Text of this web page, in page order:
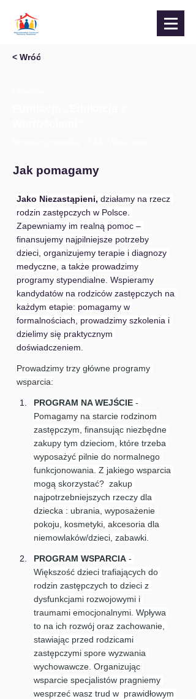
< Wróć
Jak pomagamy
Jako Niezastąpieni, działamy na rzecz
rodzin zastępczych w Polsce.
Zapewniamy im realną pomoc –
finansujemy najpilniejsze potrzeby
dzieci, organizujemy terapie i diagnozy
medyczne, a także prowadzimy
programy stypendialne. Wspieramy
kandydatów na rodziców zastępczych na
każdym etapie: pomagamy w
formalnościach, prowadzimy szkolenia i
dzielimy się praktycznym
doświadczeniem.
Prowadzimy trzy główne programy
wsparcia:
PROGRAM NA WEJŚCIE -
Pomagamy na starcie rodzinom
zastępczym, finansując niezbędne
zakupy tym dzieciom, które trzeba
wyposażyć pilnie do normalnego
funkcjonowania. Z jakiego wsparcia
mogą skorzystać?  zakup
najpotrzebniejszych rzeczy dla
dziecka : ubrania, wyposażenie
pokoju, kosmetyki, akcesoria dla
niemowlaków/dzieci, zabawki.
PROGRAM WSPARCIA -
Większość dzieci trafiających do
rodzin zastępczych to dzieci z
dysfunkcjami rozwojowymi i
traumami emocjonalnymi. Wpływa
to na ich rozwój oraz zachowanie,
stawiając przed rodzicami
zastępczymi spore wyzwania
wychowawcze. Organizując
wsparcie specjalistów pragniemy
wesprzeć wasz trud w  prawidłowym